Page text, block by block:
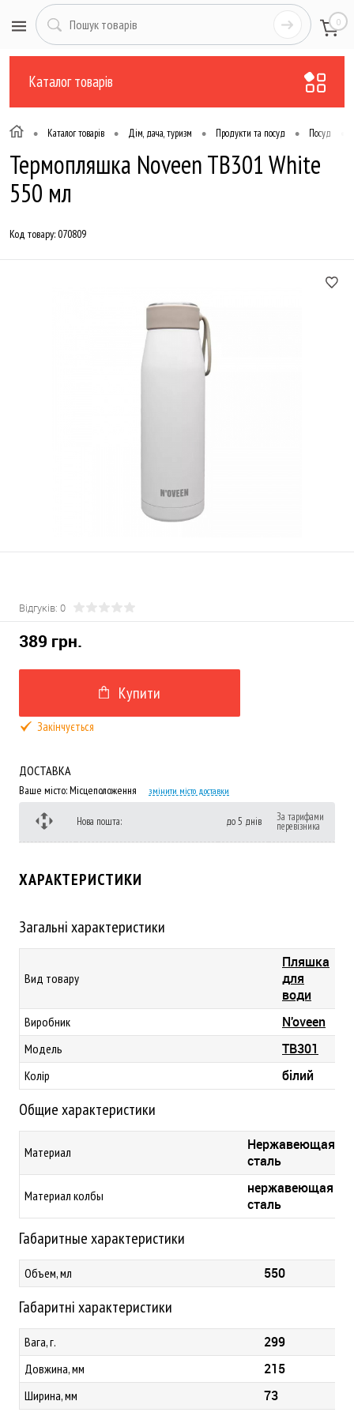
0
Каталог товарів
• Каталог товарів • Дім, дача, туризм • Продукти та посуд • Посуд
Термопляшка Noveen TB301 White
550 мл
Код товару:070809
Відгуків: 0
389 грн.
Купити
Закінчується
ДОСТАВКА
Ваше місто:Місцеположення змінити місто доставки
Нова пошта: до 5 днів За тарифами
перевізника
ХАРАКТЕРИСТИКИ
Загальні характеристики
Вид товару
Пляшка
для
води
Виробник N'oveen
Модель TB301
Колір білий
Общие характеристики
Материал
Нержавеющая
сталь
Материал колбы
нержавеющая
сталь
Габаритные характеристики
Объем, мл 550
Габаритні характеристики
Вага, г. 299
Довжина, мм 215
Ширина, мм 73